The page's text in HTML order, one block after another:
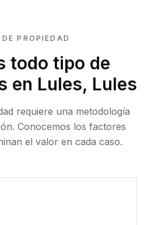
PROPIEDAD
todo tipo de
en Lules, Lules
requiere una metodología
Conocemos los factores
el valor en cada caso.